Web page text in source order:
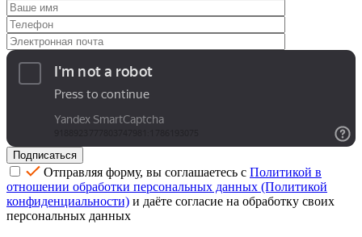
Отправляя форму, вы соглашаетесь с Политикой в
отношении обработки персональных данных (Политикой
конфиденциальности) и даёте согласие на обработку своих
персональных данных